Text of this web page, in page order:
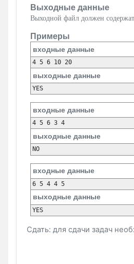
Выходные данные
Выходной файл должен
Примеры
входные данные
выходные данные
входные данные
выходные данные
входные данные
выходные данные
Сдать: для сдачи задач